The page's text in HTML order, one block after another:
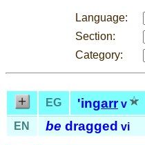
Language:
Section:
Category:
EG 'ingarr v
EN be dragged vi